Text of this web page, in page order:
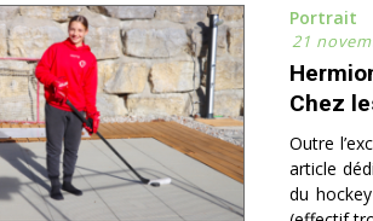
Portrait
21
Chez
Outre
article
du